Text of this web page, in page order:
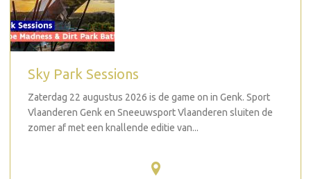
Sky Park Sessions
Zaterdag 22 augustus 2026 is de game on in Genk. Sport
Vlaanderen Genk en Sneeuwsport Vlaanderen sluiten de
zomer af met een knallende editie van...